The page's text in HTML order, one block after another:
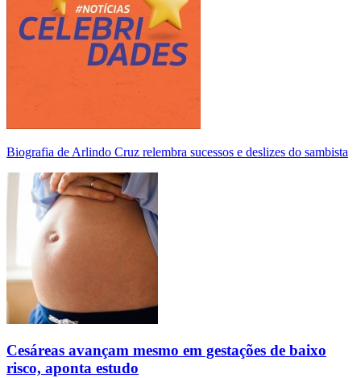
Biografia de Arlindo Cruz relembra sucessos e deslizes do sambista
Cesáreas avançam mesmo em gestações de baixo
risco, aponta estudo